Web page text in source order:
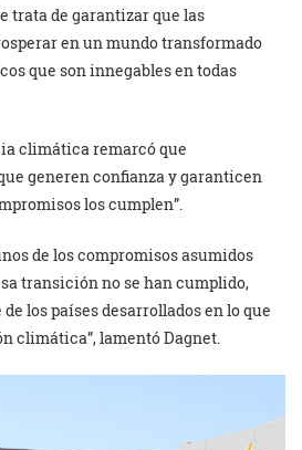
trata de garantizar que las
en un mundo transformado
que son innegables en todas
climática remarcó que
generen confianza y garanticen
los cumplen”.
de los compromisos asumidos
transición no se han cumplido,
los países desarrollados en lo que
climática”, lamentó Dagnet.